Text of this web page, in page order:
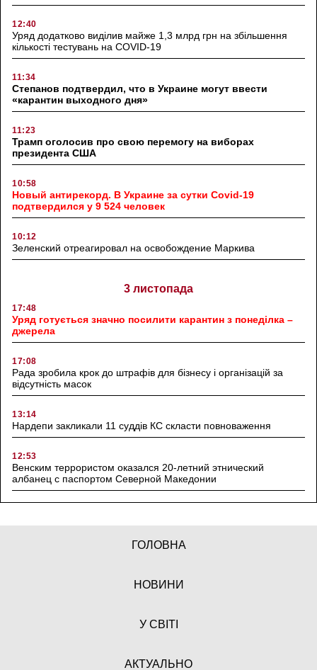
12:40
Уряд додатково виділив майже 1,3 млрд грн на збільшення
кількості тестувань на COVID-19
11:34
Степанов подтвердил, что в Украине могут ввести
«карантин выходного дня»
11:23
Трамп оголосив про свою перемогу на виборах
президента США
10:58
Новый антирекорд. В Украине за сутки Covid-19
подтвердился у 9 524 человек
10:12
Зеленский отреагировал на освобождение Маркива
3 листопада
17:48
Уряд готується значно посилити карантин з понеділка –
джерела
17:08
Рада зробила крок до штрафів для бізнесу і організацій за
відсутність масок
13:14
Нардепи закликали 11 суддів КС скласти повноваження
12:53
Венским террористом оказался 20-летний этнический
албанец с паспортом Северной Македонии
ГОЛОВНА
НОВИНИ
У СВІТІ
АКТУАЛЬНО